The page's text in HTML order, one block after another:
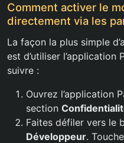
Comment activer le
directement via les
La façon la plus simple
est d’utiliser l’application
suivre :
Ouvrez l’application
section
Faites défiler vers le
Développeur.